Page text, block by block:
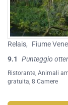
Relais, Fiume
9.1
Punteggio
Ristorante, Animali
gratuita, 8 Camere